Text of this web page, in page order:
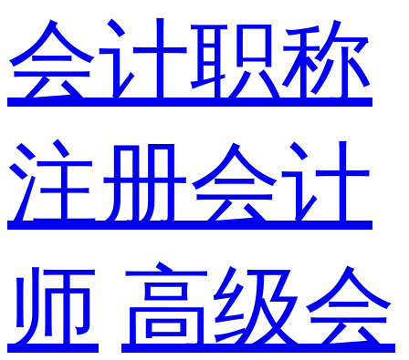
会计职称
注册会计
师 高级会